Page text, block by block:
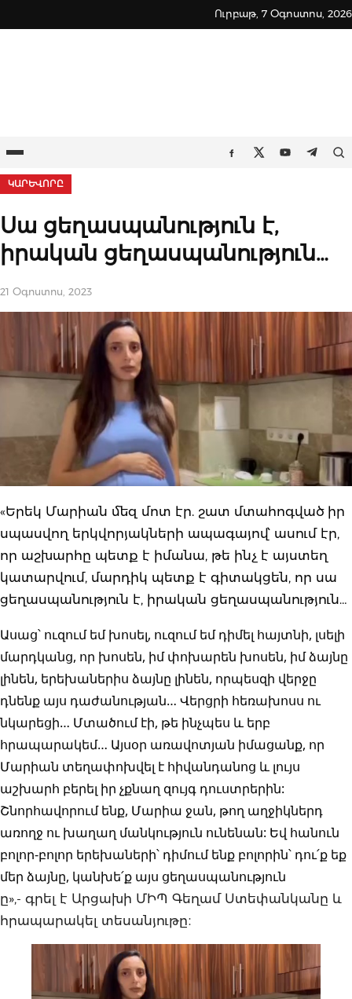
to
Ուրբաթ, 7 Օգոստոս, 2026
Ընտրացանկ Facebook
TwitterYoutube
ԿԱՐԵՎՈՐԸ
Սա ցեղասպանություն է,
իրական ցեղասպանություն…
21 Օգոստոս, 2023
«Երեկ Մարիան մեզ մոտ էր. շատ մտահոգված իր
սպասվող երկվորյակների ապագայով՝ ասում էր,
որ աշխարհը պետք է իմանա, թե ինչ է այստեղ
կատարվում, մարդիկ պետք է գիտակցեն, որ սա
ցեղասպանություն է, իրական ցեղասպանություն…
Ասաց՝ ուզում եմ խոսել, ուզում եմ դիմել հայտնի, լսելի
մարդկանց, որ խոսեն, իմ փոխարեն խոսեն, իմ ձայնը
լինեն, երեխաներիս ձայնը լինեն, որպեսզի վերջը
դնենք այս դաժանության… Վերցրի հեռախոսս ու
նկարեցի… Մտածում էի, թե ինչպես և երբ
հրապարակեմ… Այսօր առավոտյան իմացանք, որ
Մարիան տեղափոխվել է հիվանդանոց և լույս
աշխարհ բերել իր չքնաղ զույգ դուստրերին:
Շնորհավորում ենք, Մարիա ջան, թող աղջիկներդ
առողջ ու խաղաղ մանկություն ունենան: Եվ հանուն
բոլոր-բոլոր երեխաների՝ դիմում ենք բոլորին՝ դու՛ք եք
մեր ձայնը, կանխե՛ք այս ցեղասպանություն
ը»,- գրել է Արցախի ՄԻՊ Գեղամ Ստեփանկանը և
հրապարակել տեսանյութը։